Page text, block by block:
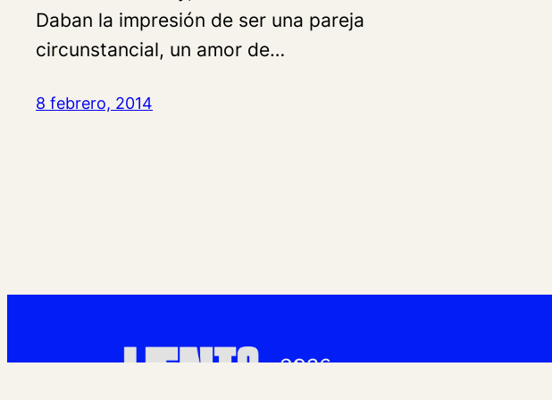
Daban la impresión de ser una pareja
circunstancial, un amor de…
8 febrero, 2014